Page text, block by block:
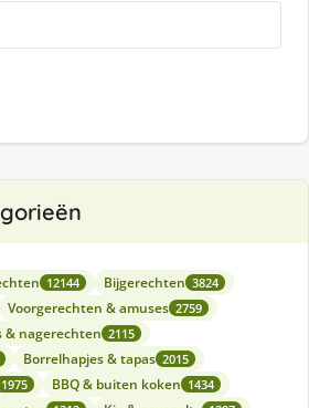
12144 Bijgerechten 3824
Voorgerechten & amuses 2759
& nagerechten 2115
Borrelhapjes & tapas 2015
1975 BBQ & buiten koken 1434